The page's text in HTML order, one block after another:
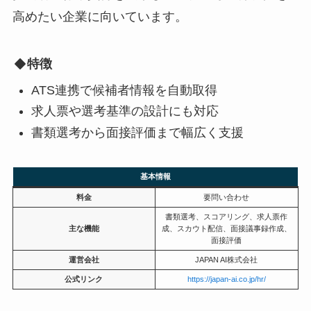
高めたい企業に向いています。
特徴
ATS連携で候補者情報を自動取得
求人票や選考基準の設計にも対応
書類選考から面接評価まで幅広く支援
基本情報
料金 要問い合わせ
主な機能
書類選考、スコアリング、求人票作
成、スカウト配信、面接議事録作成、
面接評価
運営会社 JAPAN AI株式会社
公式リンク https://japan-ai.co.jp/hr/